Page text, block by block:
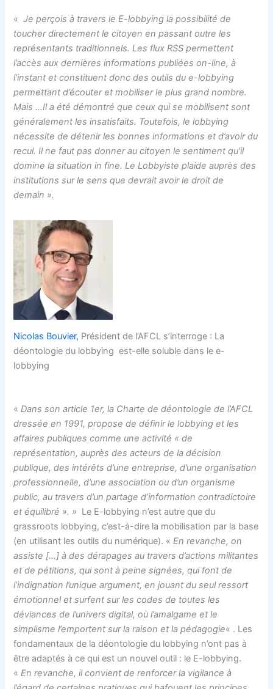
« Je perçois à travers le E-lobbying la possibilité de
toucher directement le citoyen en passant outre les
représentants traditionnels. Les flux RSS permettent
l’accès aux dernières informations publiées on-line, à
l’instant et constituent donc des outils du e-lobbying
permettant d’écouter et mobiliser le plus grand nombre.
Mais …Il a été démontré que ceux qui se mobilisent sont
généralement les insatisfaits. Toutefois, le lobbying
nécessite de détenir les bonnes informations et d’avoir du
recul. Il ne faut pas donner au citoyen le sentiment qu’il
domine la situation in fine. Le Lobbyiste plaide auprès des
institutions sur le sens que devrait avoir le droit de
demain ».
Nicolas Bouvier, Président de l’AFCL s’interroge : La
déontologie du lobbying est-elle soluble dans le e-
lobbying
«Dans son article 1er, la Charte de déontologie de l’AFCL
dressée en 1991, propose de définir le lobbying et les
affaires publiques comme une activité « de
représentation, auprès des acteurs de la décision
publique, des intérêts d’une entreprise, d’une organisation
professionnelle, d’une association ou d’un organisme
public, au travers d’un partage d’information contradictoire
et équilibré ». » Le E-lobbying n’est autre que du
grassroots lobbying, c’est-à-dire la mobilisation par la base
(en utilisant les outils du numérique). «En revanche, on
assiste […] à des dérapages au travers d’actions militantes
et de pétitions, qui sont à peine signées, qui font de
l’indignation l’unique argument, en jouant du seul ressort
émotionnel et surfent sur les codes de toutes les
déviances de l’univers digital, où l’amalgame et le
simplisme l’emportent sur la raison et la pédagogie« . Les
fondamentaux de la déontologie du lobbying n’ont pas à
être adaptés à ce qui est un nouvel outil : le E-lobbying.
«En revanche, il convient de renforcer la vigilance à